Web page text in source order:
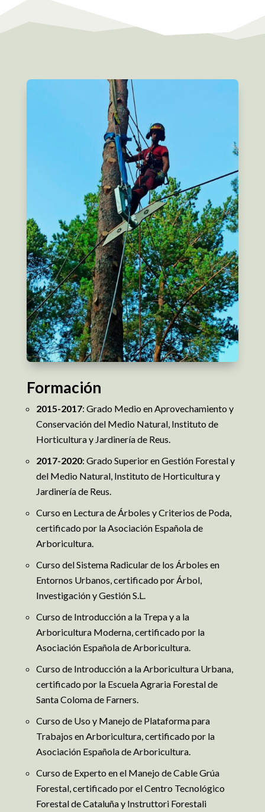
Formación
2015-2017: Grado Medio en Aprovechamiento y
Conservación del Medio Natural, Instituto de
Horticultura y Jardinería de Reus.
2017-2020: Grado Superior en Gestión Forestal y
del Medio Natural, Instituto de Horticultura y
Jardinería de Reus.
Curso en Lectura de Árboles y Criterios de Poda,
certificado por la Asociación Española de
Arboricultura.
Curso del Sistema Radicular de los Árboles en
Entornos Urbanos, certificado por Árbol,
Investigación y Gestión S.L.
Curso de Introducción a la Trepa y a la
Arboricultura Moderna, certificado por la
Asociación Española de Arboricultura.
Curso de Introducción a la Arboricultura Urbana,
certificado por la Escuela Agraria Forestal de
Santa Coloma de Farners.
Curso de Uso y Manejo de Plataforma para
Trabajos en Arboricultura, certificado por la
Asociación Española de Arboricultura.
Curso de Experto en el Manejo de Cable Grúa
Forestal, certificado por el Centro Tecnológico
Forestal de Cataluña y Instruttori Forestali